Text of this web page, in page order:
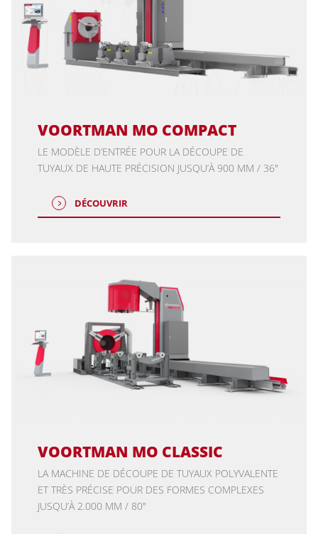
VOORTMAN MO COMPACT
LE MODÈLE D’ENTRÉE POUR LA DÉCOUPE DE
TUYAUX DE HAUTE PRÉCISION JUSQU’À 900 MM / 36"
DÉCOUVRIR
VOORTMAN MO CLASSIC
LA MACHINE DE DÉCOUPE DE TUYAUX POLYVALENTE
ET TRÈS PRÉCISE POUR DES FORMES COMPLEXES
JUSQU’À 2.000 MM / 80"